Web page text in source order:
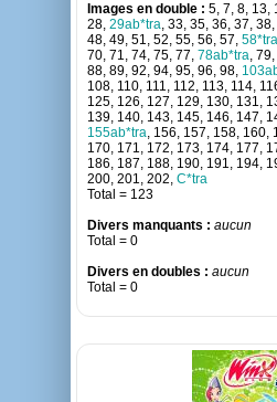
Images en double : 5, 7, 8, 13,
28, 29ab*tra, 33, 35, 36, 37,
48, 49, 51, 52, 55, 56, 57, 58*tra
70, 71, 74, 75, 77, 78ab*tra,
88, 89, 92, 94, 95, 96, 98,
108, 110, 111, 112, 113, 114,
125, 126, 127, 129, 130, 131,
139, 140, 143, 145, 146, 147,
155ab*tra, 156, 157, 158, 160,
170, 171, 172, 173, 174, 177,
186, 187, 188, 190, 191, 194,
200, 201, 202, C*tra
Total = 123
Divers manquants : aucun
Total = 0
Divers en doubles : aucun
Total = 0